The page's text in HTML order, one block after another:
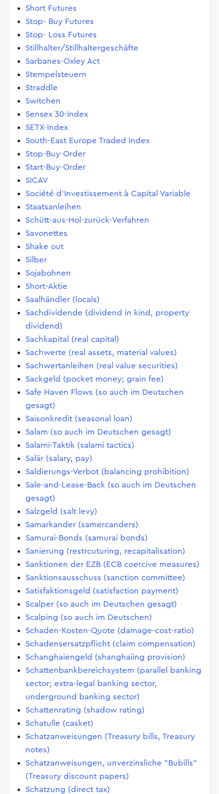
Short Futures
Stop- Buy Futures
Stop- Loss Futures
Stillhalter/Stillhaltergeschäfte
Sarbanes-Oxley Act
Stempelsteuern
Straddle
Switchen
Sensex 30-Index
SETX-Index
South-East Europe Traded Index
Stop-Buy-Order
Start-Buy-Order
SICAV
Société d'Investissement à Capital Variable
Staatsanleihen
Schütt-aus-Hol-zurück-Verfahren
Savonettes
Shake out
Silber
Sojabohnen
Short-Aktie
Saalhändler (locals)
Sachdividende (dividend in kind, property
dividend)
Sachkapital (real capital)
Sachwerte (real assets, material values)
Sachwertanleihen (real value securities)
Sackgeld (pocket money; grain fee)
Safe Haven Flows (so auch im Deutschen
gesagt)
Saisonkredit (seasonal loan)
Salam (so auch im Deutschen gesagt)
Salami-Taktik (salami tactics)
Salär (salary, pay)
Saldierungs-Verbot (balancing prohibition)
Sale-and-Lease-Back (so auch im Deutschen
gesagt)
Salzgeld (salt levy)
Samarkander (samercanders)
Samurai-Bonds (samurai bonds)
Sanierung (restrcuturing, recapitalisation)
Sanktionen der EZB (ECB coercive measures)
Sanktionsausschuss (sanction committee)
Satisfaktionsgeld (satisfaction payment)
Scalper (so auch im Deutschen gesagt)
Scalping (so auch im Deutschen)
Schaden-Kosten-Quote (damage-cost-ratio)
Schadensersatzpflicht (claim compensation)
Schanghaiengeld (shanghaiing provision)
Schattenbankbereichsystem (parallel banking
sector; extra-legal banking sector,
underground banking sector)
Schattenrating (shadow rating)
Schatulle (casket)
Schatzanweisungen (Treasury bills, Treasury
notes)
Schatzanweisungen, unverzinsliche "Bubills"
(Treasury discount papers)
Schatzung (direct tax)